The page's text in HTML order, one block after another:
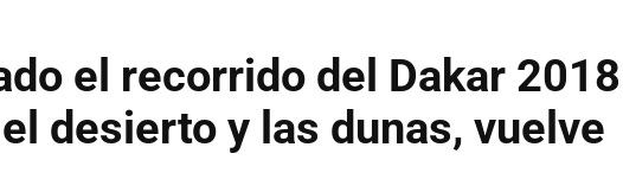
el recorrido del Dakar
desierto y las dunas, vuelve